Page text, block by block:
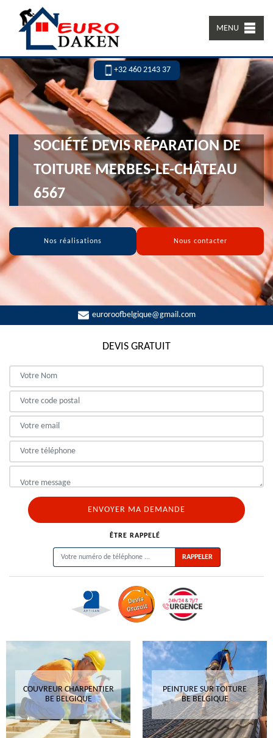
MENU
+32 460 2143 37
SOCIÉTÉ DEVIS RÉPARATION DE
TOITURE MERBES-LE-CHÂTEAU
6567
Nos réalisations Nous contacter
euroroofbelgique@gmail.com
DEVIS GRATUIT
ÊTRE RAPPELÉ
COUVREUR CHARPENTIER
BE BELGIQUE
PEINTURE SUR TOITURE
BE BELGIQUE